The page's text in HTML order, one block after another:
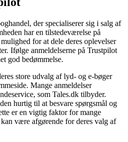
der specialiserer sig i salg af
har en tilstedeværelse på
for at dele deres oplevelser
Ifølge anmeldelserne på Trustpilot
god bedømmelse.
store udvalg af lyd- og e-bøger
Mange anmeldelser
som Tales.dk tilbyder.
hurtig til at besvare spørgsmål og
er en vigtig faktor for mange
være afgørende for deres valg af